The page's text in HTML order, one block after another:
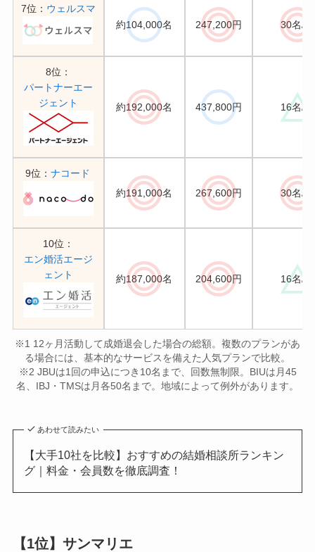
7位： ウェルスマ
約104,000名
247,200円 30名/月
8位：
パートナーエー
ジェント
約192,000名 437,800円 16名/月
9位：ナコード
約191,000名
267,600円 30名/月
10位：
エン婚活エージ
ェント
約187,000名 204,600円 16名/月
※1 12ヶ月活動して成婚退会した場合の総額。複数のプランがあ
る場合には、基本的なサービスを備えた人気プランで比較。
※2 JBUは1回の申込につき10名まで、回数無制限。BIUは月45
名、IBJ・TMSは月各50名まで。地域によって例外があります。
あわせて読みたい
【大手10社を比較】おすすめの結婚相談所ランキン
グ｜料金・会員数を徹底調査！
【1位】サンマリエ